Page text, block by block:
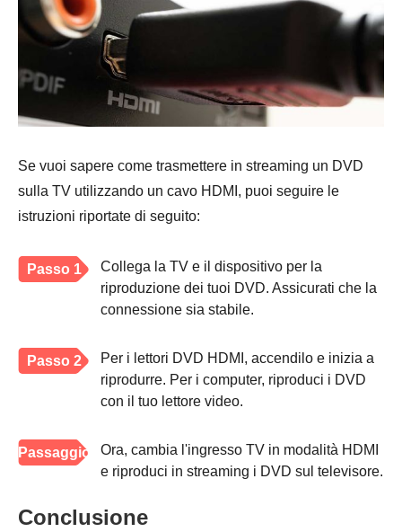
Se vuoi sapere come trasmettere in streaming un DVD
sulla TV utilizzando un cavo HDMI, puoi seguire le
istruzioni riportate di seguito:
Passo 1
Collega la TV e il dispositivo per la
riproduzione dei tuoi DVD. Assicurati che la
connessione sia stabile.
Passo 2
Per i lettori DVD HDMI, accendilo e inizia a
riprodurre. Per i computer, riproduci i DVD
con il tuo lettore video.
Passaggio
Ora, cambia l'ingresso TV in modalità HDMI
e riproduci in streaming i DVD sul televisore.
Conclusione